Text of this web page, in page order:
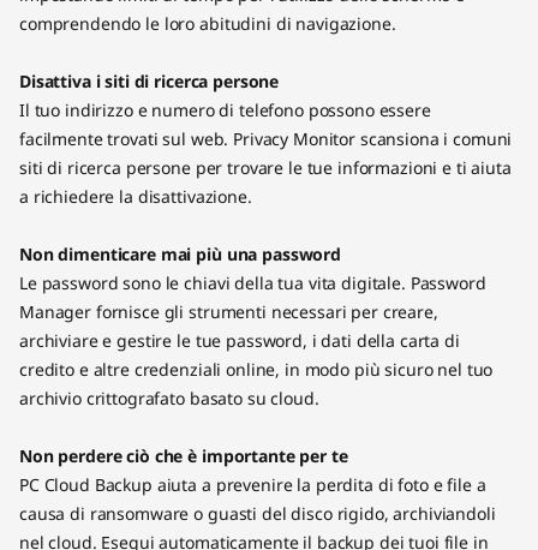
comprendendo le loro abitudini di navigazione.
Disattiva i siti di ricerca persone
Il tuo indirizzo e numero di telefono possono essere
facilmente trovati sul web. Privacy Monitor scansiona i comuni
siti di ricerca persone per trovare le tue informazioni e ti aiuta
a richiedere la disattivazione.
Non dimenticare mai più una password
Le password sono le chiavi della tua vita digitale. Password
Manager fornisce gli strumenti necessari per creare,
archiviare e gestire le tue password, i dati della carta di
credito e altre credenziali online, in modo più sicuro nel tuo
archivio crittografato basato su cloud.
Non perdere ciò che è importante per te
PC Cloud Backup aiuta a prevenire la perdita di foto e file a
causa di ransomware o guasti del disco rigido, archiviandoli
nel cloud. Esegui automaticamente il backup dei tuoi file in